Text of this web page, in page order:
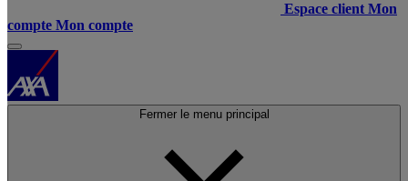
Espace client Mon
compte Mon compte
Fermer le menu principal